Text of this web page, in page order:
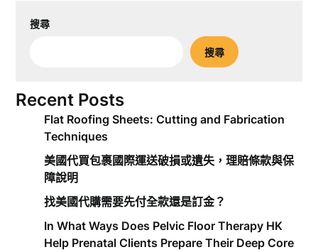
搜尋
搜尋
Recent Posts
Flat Roofing Sheets: Cutting and Fabrication
Techniques
美國代買包裹國際運送破損或遺失，理賠條款與保
障說明
找美國代購需要先付全款還是訂金？
In What Ways Does Pelvic Floor Therapy HK
Help Prenatal Clients Prepare Their Deep Core